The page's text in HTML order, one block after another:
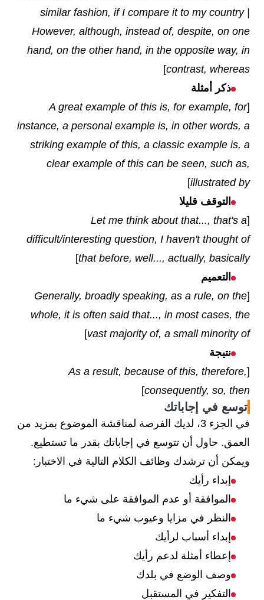
similar fashion, if I compare it to my country |
However, although, instead of, despite, on one
hand, on the other hand, in the opposite way, in
contrast, whereas
]
ذكر أمثلة
[
A great example of this is, for example, for
instance, a personal example is, in other words, a
striking example of this, a classic example is, a
clear example of this can be seen, such as,
illustrated by
]
التوقف قليلا
[
Let me think about that..., that's a
difficult/interesting question, I haven't thought of
that before, well..., actually, basically
]
التعميم
[
Generally, broadly speaking, as a rule, on the
whole, it is often said that..., in most cases, the
vast majority of, a small minority of
]
نتيجة
[
As a result, because of this, therefore,
consequently, so, then
]
توسع في إجاباتك
في الجزء 3، لديك الفرصة لمناقشة الموضوع بمزيد من
العمق. حاول أن تتوسع في إجاباتك بقدر ما تستطيع.
ويمكن أن ترشدك وظائف الكلام التالية في الاختبار:
إبداء رأيك
الموافقة أو عدم الموافقة على شيء ما
النظر في مزايا وعيوب شيء ما
إبداء أسباب لرأيك
إعطاء أمثلة لدعم رأيك
وصف الوضع في بلدك
التفكير في المستقبل